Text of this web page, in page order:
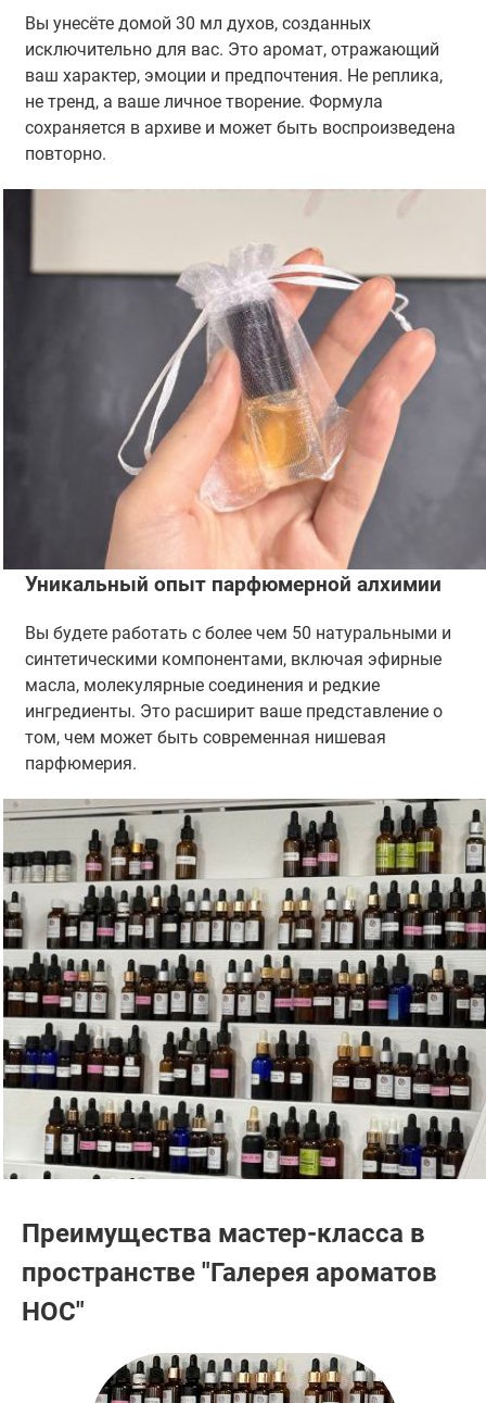
Вы унесёте домой 30 мл духов, созданных
исключительно для вас. Это аромат, отражающий
ваш характер, эмоции и предпочтения. Не реплика,
не тренд, а ваше личное творение. Формула
сохраняется в архиве и может быть воспроизведена
повторно.
Уникальный опыт парфюмерной алхимии
Вы будете работать с более чем 50 натуральными и
синтетическими компонентами, включая эфирные
масла, молекулярные соединения и редкие
ингредиенты. Это расширит ваше представление о
том, чем может быть современная нишевая
парфюмерия.
Преимущества мастер-класса в
пространстве "Галерея ароматов
НОС"